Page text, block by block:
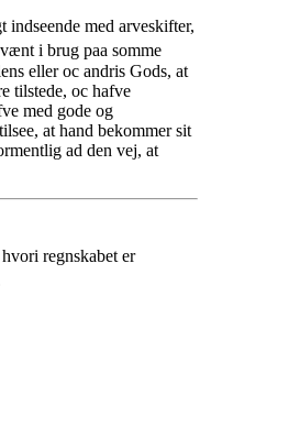
indseende med arveskifter,
i brug paa somme
eller oc andris Gods, at
tilstede, oc hafve
med gode og
at hand bekommer sit
ad den vej, at
regnskabet er